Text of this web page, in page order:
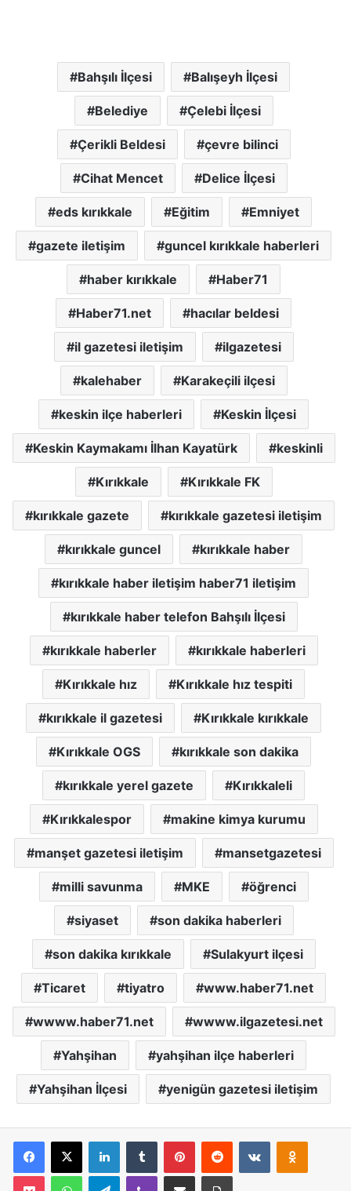
Bahşılı İlçesi Balışeyh İlçesi
Belediye Çelebi İlçesi
Çerikli Beldesi çevre bilinci
Cihat Mencet Delice İlçesi
eds kırıkkale Eğitim Emniyet
gazete iletişim guncel kırıkkale haberleri
haber kırıkkale Haber71
Haber71.net hacılar beldesi
il gazetesi iletişim ilgazetesi
kalehaber Karakeçili ilçesi
keskin ilçe haberleri Keskin İlçesi
Keskin Kaymakamı İlhan Kayatürk keskinli
Kırıkkale Kırıkkale FK
kırıkkale gazete kırıkkale gazetesi iletişim
kırıkkale guncel kırıkkale haber
kırıkkale haber iletişim haber71 iletişim
kırıkkale haber telefon Bahşılı İlçesi
kırıkkale haberler kırıkkale haberleri
Kırıkkale hız Kırıkkale hız tespiti
kırıkkale il gazetesi Kırıkkale kırıkkale
Kırıkkale OGS kırıkkale son dakika
kırıkkale yerel gazete Kırıkkaleli
Kırıkkalespor makine kimya kurumu
manşet gazetesi iletişim mansetgazetesi
milli savunma MKE öğrenci
siyaset son dakika haberleri
son dakika kırıkkale Sulakyurt ilçesi
Ticaret tiyatro www.haber71.net
wwww.haber71.net wwww.ilgazetesi.net
Yahşihan yahşihan ilçe haberleri
Yahşihan İlçesi yenigün gazetesi iletişim
Telegram